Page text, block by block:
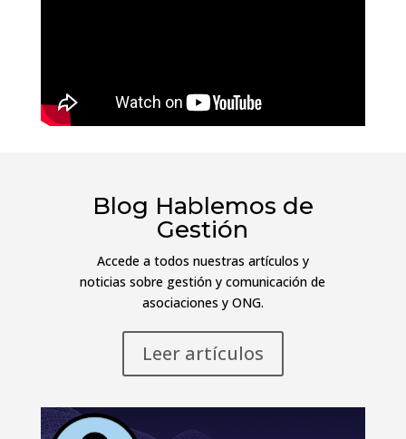
Blog Hablemos de
Gestión
Accede a todos nuestras artículos y
noticias sobre gestión y comunicación de
asociaciones y ONG.
Leer artículos